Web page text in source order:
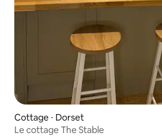
Cottage ⋅ Dorset
Le cottage The Stable